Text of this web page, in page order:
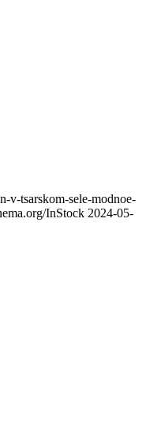
v-tsarskom-sele-modnoe-
InStock 2024-05-